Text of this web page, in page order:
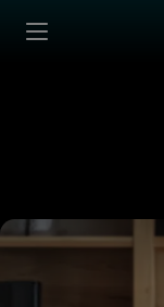
Zum Inhalt